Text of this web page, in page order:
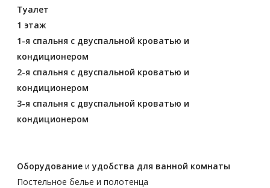
Туалет
1 этаж
1-я спальня с двуспальной кроватью и
кондиционером
2-я спальня с двуспальной кроватью и
кондиционером
3-я спальня с двуспальной кроватью и
кондиционером
Оборудование иудобства для ванной комнаты
Постельное белье и полотенца